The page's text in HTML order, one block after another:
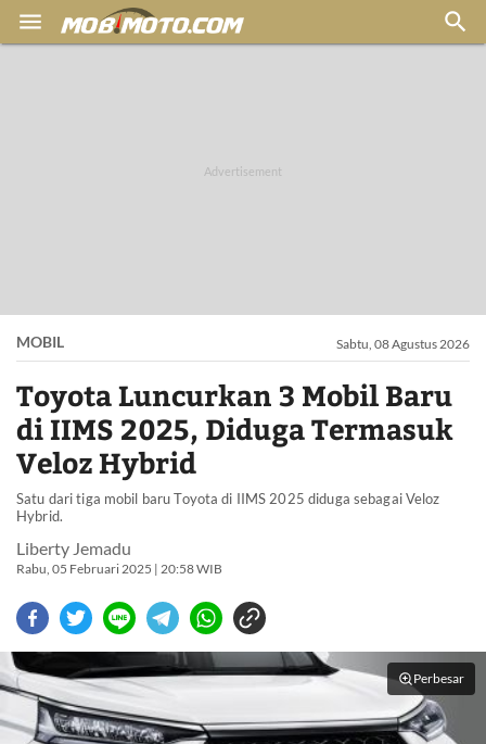
 
MOBIL Sabtu, 08 Agustus 2026
Toyota Luncurkan 3 Mobil Baru
di IIMS 2025, Diduga Termasuk
Veloz Hybrid
Satu dari tiga mobil baru Toyota di IIMS 2025 diduga sebagai Veloz
Hybrid.
Liberty Jemadu
Rabu, 05 Februari 2025 | 20:58 WIB
Perbesar